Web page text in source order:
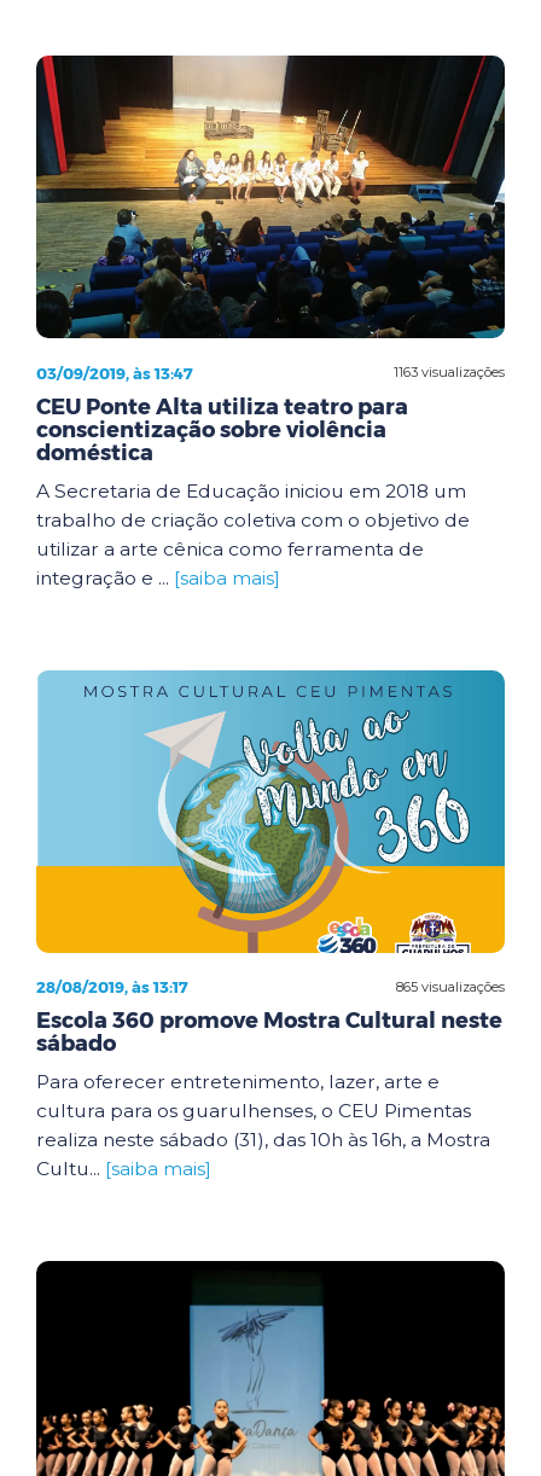
1163 visualizações
03/09/2019, às 13:47
CEU Ponte Alta utiliza teatro para
conscientização sobre violência
doméstica
A Secretaria de Educação iniciou em 2018 um
trabalho de criação coletiva com o objetivo de
utilizar a arte cênica como ferramenta de
integração e ... [saiba mais]
865 visualizações
28/08/2019, às 13:17
Escola 360 promove Mostra Cultural neste
sábado
Para oferecer entretenimento, lazer, arte e
cultura para os guarulhenses, o CEU Pimentas
realiza neste sábado (31), das 10h às 16h, a Mostra
Cultu... [saiba mais]